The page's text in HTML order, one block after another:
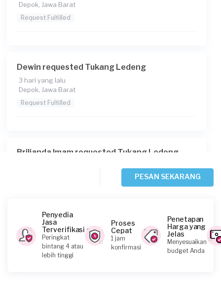
Depok, Jawa Barat
Request Fulfilled
Dewin requested Tukang Ledeng
3 hari yang lalu
Depok, Jawa Barat
Request Fulfilled
Brilianda Imam requested Tukang Ledeng
Ferdinan requested Tukang Ledeng
4 hari yang lalu
Bogor Kabupaten, Jawa Barat
PESAN SEKARANG
Penyedia
Jasa
Terverifikasi
Peringkat
bintang 4 atau
lebih tinggi
Proses
Cepat
1 jam
konfirmasi
Penetapan
Harga yang
Jelas
Menyesuaikan
budget Anda